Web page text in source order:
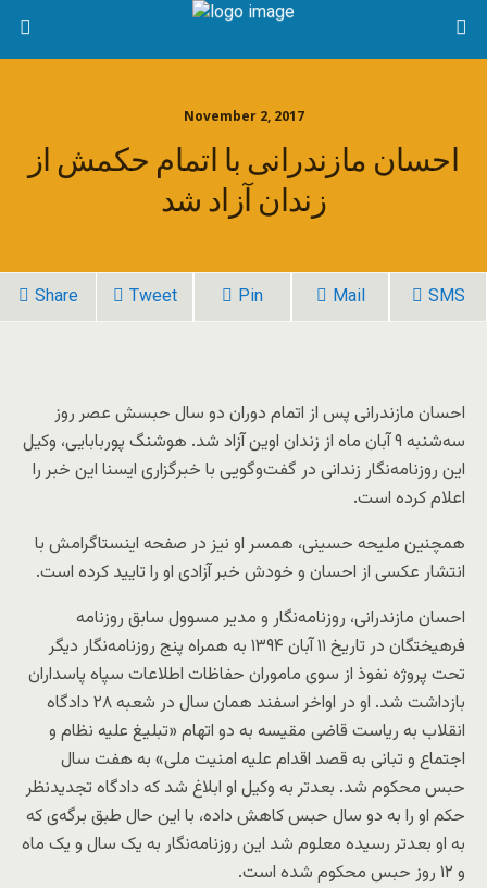
November 2, 2017
احسان مازندرانی با اتمام حکمش از
زندان آزاد شد
Share Tweet Pin Mail SMS
احسان مازندرانی پس از اتمام دوران دو سال حبسش عصر روز
سه‌شنبه ۹ آبان ماه از زندان اوین آزاد شد. هوشنگ پوربابایی، وکیل
این روزنامه‌نگار زندانی در گفت‌وگویی با خبرگزاری ایسنا این خبر را
اعلام کرده است.
همچنین ملیحه حسینی، همسر او نیز در صفحه اینستاگرامش با
انتشار عکسی از احسان و خودش خبر آزادی او را تایید کرده است.
احسان مازندرانی، روزنامه‌نگار و مدیر مسوول سابق روزنامه
فرهیختگان در تاریخ ۱۱ آبان ۱۳۹۴ به همراه پنج روزنامه‌نگار دیگر
تحت پروژه نفوذ از سوی ماموران حفاظات اطلاعات سپاه پاسداران
بازداشت شد. او در اواخر اسفند همان سال در شعبه ۲۸ دادگاه
انقلاب به ریاست قاضی مقیسه به دو اتهام «تبلیغ علیه نظام و
اجتماع و تبانی به قصد اقدام علیه امنیت ملی» به هفت سال
حبس محکوم شد. بعدتر به وکیل او ابلاغ شد که دادگاه تجدیدنظر
حکم او را به دو سال حبس کاهش داده، با این حال طبق برگه‌ی که
به او بعدتر رسیده معلوم شد این روزنامه‌نگار به یک سال و یک ماه
و ۱۲ روز حبس محکوم شده است.